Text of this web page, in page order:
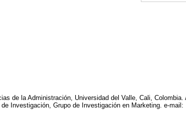
de la Administración, Universidad del Valle, Cali, Colombia.
Investigación, Grupo de Investigación en Marketing. e-mail: